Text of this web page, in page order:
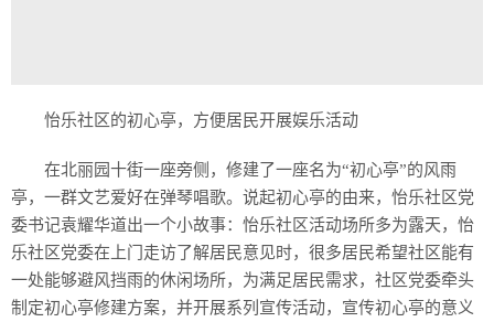
怡乐社区的初心亭，方便居民开展娱乐活动
在北丽园十街一座旁侧，修建了一座名为“初心亭”的风雨
亭，一群文艺爱好在弹琴唱歌。说起初心亭的由来，怡乐社区党
委书记袁耀华道出一个小故事：怡乐社区活动场所多为露天，怡
乐社区党委在上门走访了解居民意见时，很多居民希望社区能有
一处能够避风挡雨的休闲场所，为满足居民需求，社区党委牵头
制定初心亭修建方案，并开展系列宣传活动，宣传初心亭的意义